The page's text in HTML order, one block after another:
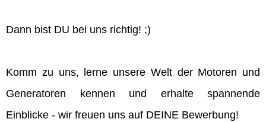
Dann bist DU bei uns richtig! ;)
Komm zu uns, lerne unsere Welt der Motoren und
Generatoren kennen und erhalte spannende
Einblicke - wir freuen uns auf DEINE Bewerbung!